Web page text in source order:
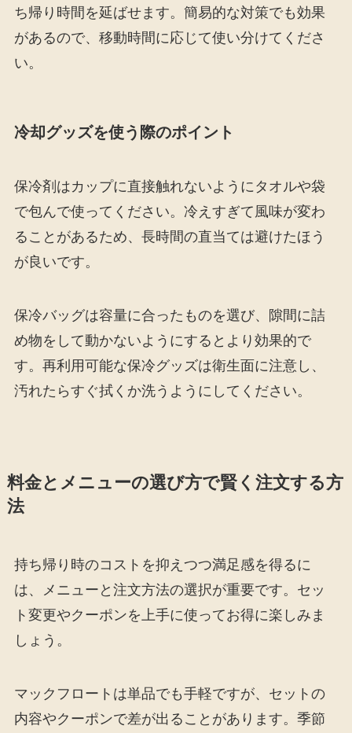
ち帰り時間を延ばせます。簡易的な対策でも効果
があるので、移動時間に応じて使い分けてくださ
い。
冷却グッズを使う際のポイント
保冷剤はカップに直接触れないようにタオルや袋
で包んで使ってください。冷えすぎて風味が変わ
ることがあるため、長時間の直当ては避けたほう
が良いです。
保冷バッグは容量に合ったものを選び、隙間に詰
め物をして動かないようにするとより効果的で
す。再利用可能な保冷グッズは衛生面に注意し、
汚れたらすぐ拭くか洗うようにしてください。
料金とメニューの選び方で賢く注文する方
法
持ち帰り時のコストを抑えつつ満足感を得るに
は、メニューと注文方法の選択が重要です。セッ
ト変更やクーポンを上手に使ってお得に楽しみま
しょう。
マックフロートは単品でも手軽ですが、セットの
内容やクーポンで差が出ることがあります。季節